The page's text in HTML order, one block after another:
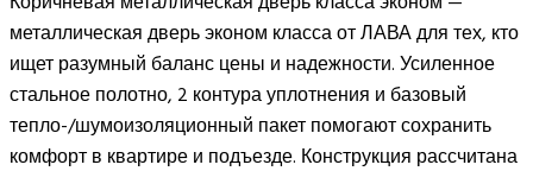
металлическая дверь эконом класса от ЛАВА для тех, кто
ищет разумный баланс цены и надежности. Усиленное
стальное полотно, 2 контура уплотнения и базовый
тепло-/шумоизоляционный пакет помогают сохранить
комфорт в квартире и подъезде. Конструкция рассчитана